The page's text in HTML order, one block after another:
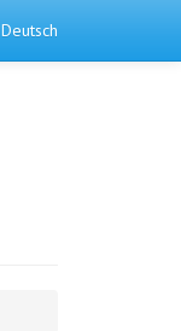
Deutsch